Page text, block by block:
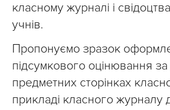
класному журналі і
учнів.
Пропонуємо зразок
підсумкового оцінювання за
предметних сторінках
прикладі класного журналу